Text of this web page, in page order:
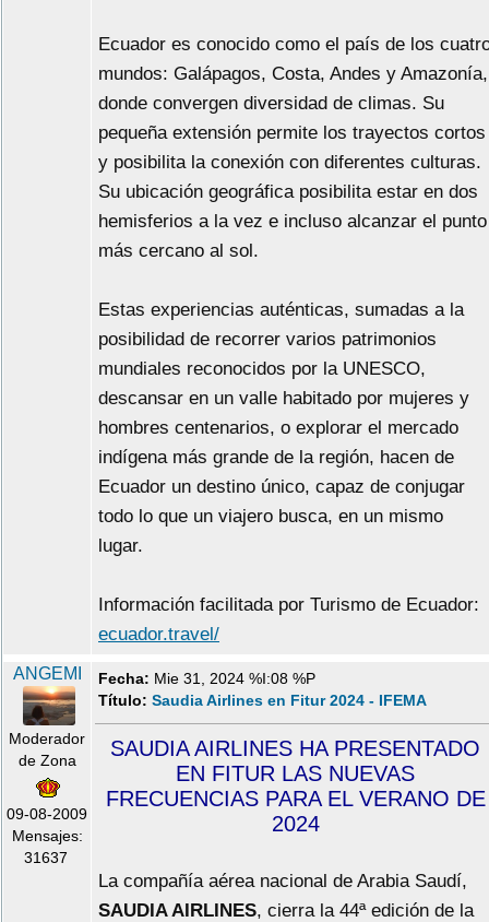
Ecuador es conocido como el país de los
mundos: Galápagos, Costa, Andes y Amazonía,
donde convergen diversidad de climas. Su
pequeña extensión permite los trayectos cortos
y posibilita la conexión con diferentes culturas.
Su ubicación geográfica posibilita estar en dos
hemisferios a la vez e incluso alcanzar el punto
más cercano al sol.
Estas experiencias auténticas, sumadas a la
posibilidad de recorrer varios patrimonios
mundiales reconocidos por la UNESCO,
descansar en un valle habitado por mujeres y
hombres centenarios, o explorar el mercado
indígena más grande de la región, hacen de
Ecuador un destino único, capaz de conjugar
todo lo que un viajero busca, en un mismo
lugar.
Información facilitada por Turismo de Ecuador:
ecuador.travel/
ANGEMI
Moderador
de Zona
09-08-2009
Mensajes:
31637
Fecha: Mie 31, 2024 %I:08 %P
Título: Saudia Airlines en Fitur 2024 - IFEMA
SAUDIA AIRLINES HA PRESENTADO
EN FITUR LAS NUEVAS
FRECUENCIAS PARA EL VERANO DE
2024
La compañía aérea nacional de Arabia Saudí,
SAUDIA AIRLINES, cierra la 44ª edición de la